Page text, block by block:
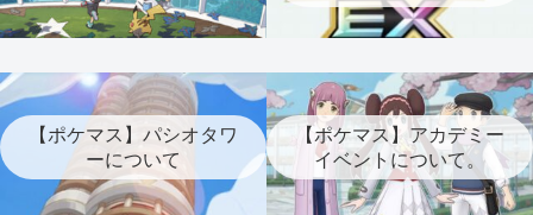
【ポケマス】パシオタワ
ーについて
【ポケマス】アカデミー
イベントについて。